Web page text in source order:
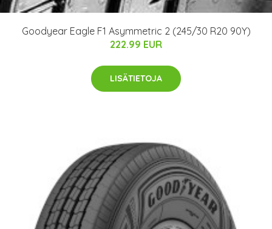
Goodyear Eagle F1 Asymmetric 2 (245/30 R20 90Y)
222.99 EUR
LISÄTIETOJA